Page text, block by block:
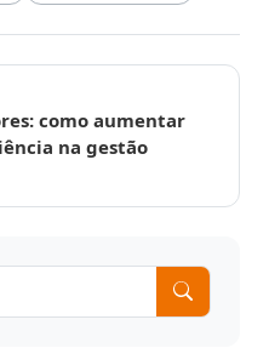
como aumentar
na gestão